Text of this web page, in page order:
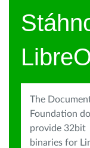
The
Foundation
provide 32bit
binaries for